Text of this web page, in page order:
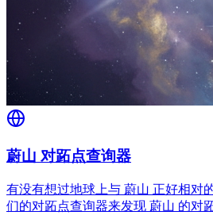
蔚山 对跖点查询器
有没有想过地球上与 蔚山 正好相对
们的对跖点查询器来发现 蔚山 的对跖